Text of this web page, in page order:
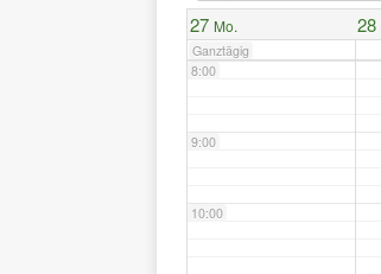
27 Mo. 28
Ganztägig
8:00
9:00
10:00